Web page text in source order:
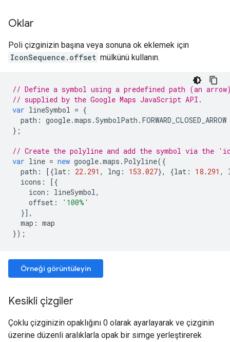
Oklar
Poli çizginizin başına veya sonuna ok eklemek için
IconSequence.offset mülkünü kullanın.
// Define a symbol using a predefined path (an
// supplied by the Google Maps JavaScript API.
var lineSymbol = {
path : google.maps .SymbolPath . FORWARD_CLOSED_ARROW
};
// Create the polyline and add the symbol via the
var line = new google.maps . Polyline({
path : [{lat : 22.291 , lng : 153.027}, {lat : 18.291 ,
icons :
[{
icon : lineSymbol,
offset :
'100%'
}],
map : map
});
Örneği görüntüleyin
Kesikli çizgiler
Çoklu çizginizin opaklığını 0 olarak ayarlayarak ve çizginin
üzerine düzenli aralıklarla opak bir simge yerleştirerek